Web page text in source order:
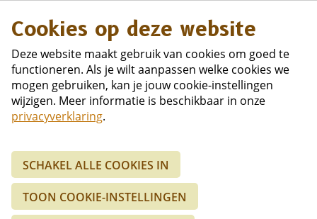
Cookies op deze website
Deze website maakt gebruik van cookies om goed te
functioneren. Als je wilt aanpassen welke cookies we
mogen gebruiken, kan je jouw cookie-instellingen
wijzigen. Meer informatie is beschikbaar in onze
privacyverklaring.
SCHAKEL ALLE COOKIES IN
TOON COOKIE-INSTELLINGEN